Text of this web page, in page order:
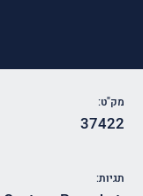
מק"ט:
37422
תגיות: